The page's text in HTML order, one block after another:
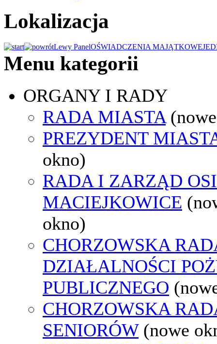
Lokalizacja
Lewy PanelOŚWIADCZENIA MAJĄTKOWE
Menu kategorii
ORGANY I RADY
RADA MIASTA
PREZYDENT
okno)
RADA I ZARZĄD
MACIEJKOWICE
okno)
CHORZOWSKA
DZIAŁALNOŚCI
PUBLICZNEGO
CHORZOWSKA
SENIORÓW (nowe